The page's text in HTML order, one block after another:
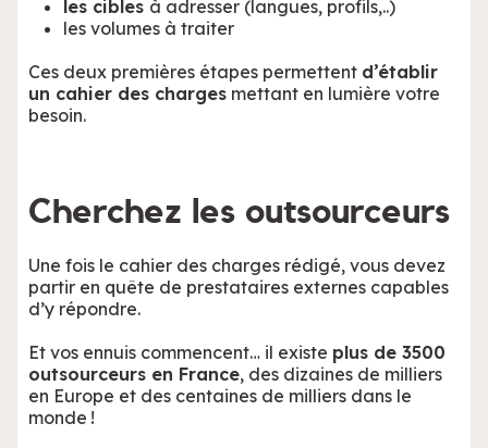
les cibles à adresser (langues, profils,..)
les volumes à traiter
Ces deux premières étapes permettent d’établir
un cahier des charges mettant en lumière votre
besoin.
Cherchez les outsourceurs
Une fois le cahier des charges rédigé, vous devez
partir en quête de prestataires externes capables
d’y répondre.
Et vos ennuis commencent… il existe plus de 3500
outsourceurs en France, des dizaines de milliers
en Europe et des centaines de milliers dans le
monde !